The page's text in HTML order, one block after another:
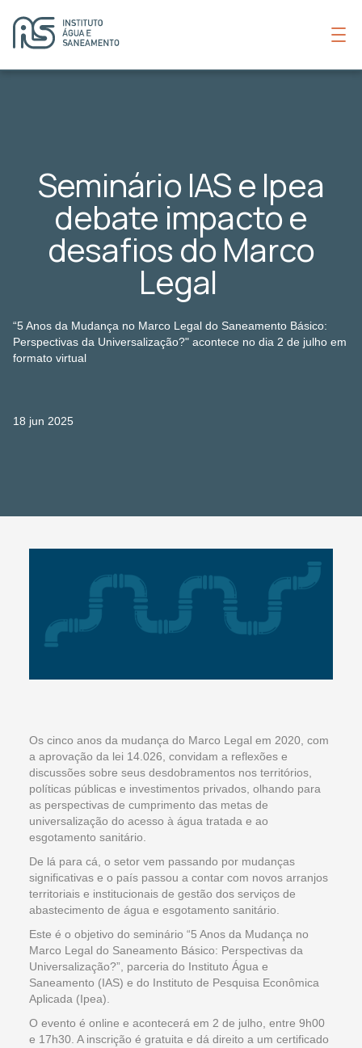
Seminário IAS e Ipea
debate impacto e
desafios do Marco
Legal
“5 Anos da Mudança no Marco Legal do Saneamento Básico:
Perspectivas da Universalização?" acontece no dia 2 de julho em
formato virtual
18 jun 2025
Os cinco anos da mudança do Marco Legal em 2020, com
a aprovação da lei 14.026, convidam a reflexões e
discussões sobre seus desdobramentos nos territórios,
políticas públicas e investimentos privados, olhando para
as perspectivas de cumprimento das metas de
universalização do acesso à água tratada e ao
esgotamento sanitário.
De lá para cá, o setor vem passando por mudanças
significativas e o país passou a contar com novos arranjos
territoriais e institucionais de gestão dos serviços de
abastecimento de água e esgotamento sanitário.
Este é o objetivo do seminário “5 Anos da Mudança no
Marco Legal do Saneamento Básico: Perspectivas da
Universalização?”, parceria do Instituto Água e
Saneamento (IAS) e do Instituto de Pesquisa Econômica
Aplicada (Ipea).
O evento é online e acontecerá em 2 de julho, entre 9h00
e 17h30. A inscrição é gratuita e dá direito a um certificado